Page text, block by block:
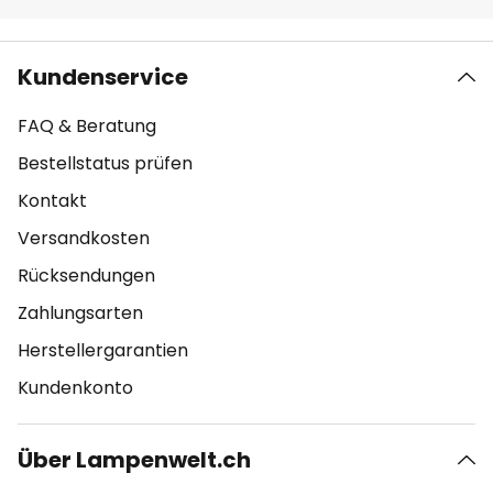
Kundenservice
FAQ & Beratung
Bestellstatus prüfen
Kontakt
Versandkosten
Rücksendungen
Zahlungsarten
Herstellergarantien
Kundenkonto
Über Lampenwelt.ch